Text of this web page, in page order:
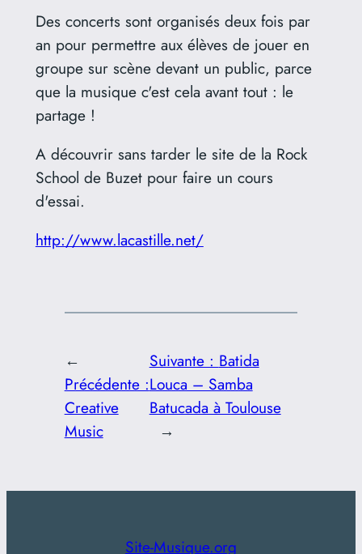
Des concerts sont organisés deux fois par
an pour permettre aux élèves de jouer en
groupe sur scène devant un public, parce
que la musique c'est cela avant tout : le
partage !
A découvrir sans tarder le site de la Rock
School de Buzet pour faire un cours
d'essai.
http://www.lacastille.net/
←
Précédente :
Creative
Music
Suivante : Batida
Louca – Samba
Batucada à Toulouse
→
Site-Musique.org